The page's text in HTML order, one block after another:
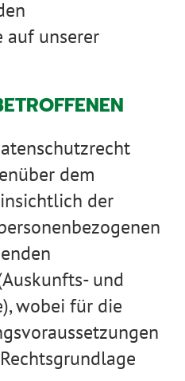
auf unserer
dem
der
und
wobei für die